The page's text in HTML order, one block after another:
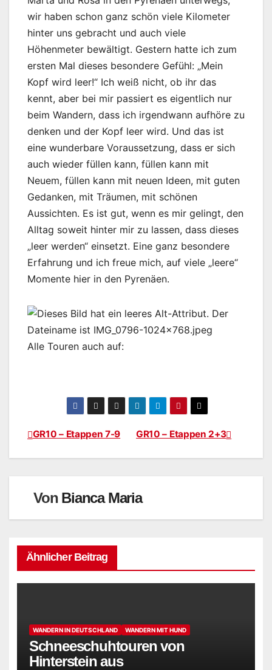
wir haben schon ganz schön viele Kilometer
hinter uns gebracht und auch viele
Höhenmeter bewältigt. Gestern hatte ich zum
ersten Mal dieses besondere Gefühl: „Mein
Kopf wird leer!“ Ich weiß nicht, ob ihr das
kennt, aber bei mir passiert es eigentlich nur
beim Wandern, dass ich irgendwann aufhöre zu
denken und der Kopf leer wird. Und das ist
eine wunderbare Voraussetzung, dass er sich
auch wieder füllen kann, füllen kann mit
Neuem, füllen kann mit neuen Ideen, mit guten
Gedanken, mit Träumen, mit schönen
Aussichten. Es ist gut, wenn es mir gelingt, den
Alltag soweit hinter mir zu lassen, dass dieses
„leer werden“ einsetzt. Eine ganz besondere
Erfahrung und ich freue mich, auf viele „leere“
Momente hier in den Pyrenäen.
Alle Touren auch auf:
Beitragsnavigation
GR10 – Etappen 2+3
GR10 – Etappen 7-9
Von Bianca Maria
Ähnlicher Beitrag
WANDERN IN DEUTSCHLAND WANDERN MIT HUND
Schneeschuhtouren von
Hinterstein aus